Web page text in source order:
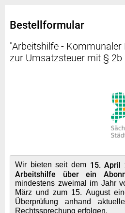
Bestellformular
"Arbeitshilfe -
zur Umsatzsteuer mit § 2b
Wir bieten seit dem 15. April
Arbeitshilfe über ein
mindestens zweimal im Jahr
März und zum 15. August
Überprüfung anhand
Rechtssprechung erfolgen.